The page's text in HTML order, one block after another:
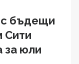
с бъдещи
Сити
за юли